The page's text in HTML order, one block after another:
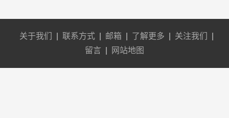
关于我们 联系方式 邮箱 了解更多 关注我们
留言
网站地图